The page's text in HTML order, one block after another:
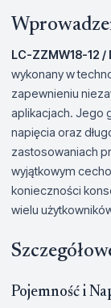
LC-ZZMW18-12 /
wykonany w
zapewnieniu
aplikacjach. Jego
napięcia oraz
zastosowaniach
wyjątkowym
konieczności
wielu
Pojemność i